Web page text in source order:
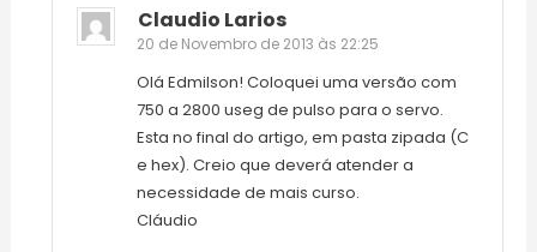
Claudio Larios
20 de Novembro de 2013 às 22:25
Olá Edmilson! Coloquei uma versão com
750 a 2800 useg de pulso para o servo.
Esta no final do artigo, em pasta zipada (C
e hex). Creio que deverá atender a
necessidade de mais curso.
Cláudio